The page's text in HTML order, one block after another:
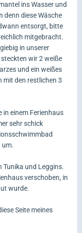
ins Wasser und
denn diese Wäsche
entsorgt, bitte
mitgebracht.
in unserer
wir 2 weiße
und ein weißes
mit den restlichen 3
in einem Ferienhaus
sehr schick
um.
Tunika und Leggins.
verschoben, in
wurde.
Seite meines